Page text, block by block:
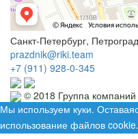
Санкт-Петербург,
prazdnik@riki.team
+7 (911) 928-0-345
© 2018 Группа компаний
Мы используем куки.
использование файлов cookie.